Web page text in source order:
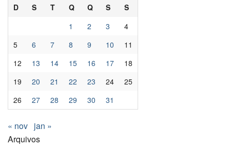
D S T Q Q S
S
1
2 3
4
5
6 7 8 9 10
11
12
13 14 15 16 17
18
19
20 21 22 23 24
25
26
27 28 29 30 31
« nov jan »
Arquivos